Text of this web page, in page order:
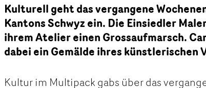
Kulturell geht das vergangene
Kantons Schwyz ein. Die Einsiedler
ihrem Atelier einen Grossaufmarsch.
dabei ein Gemälde ihres künstlerischen
Kultur im Multipack gabs über das